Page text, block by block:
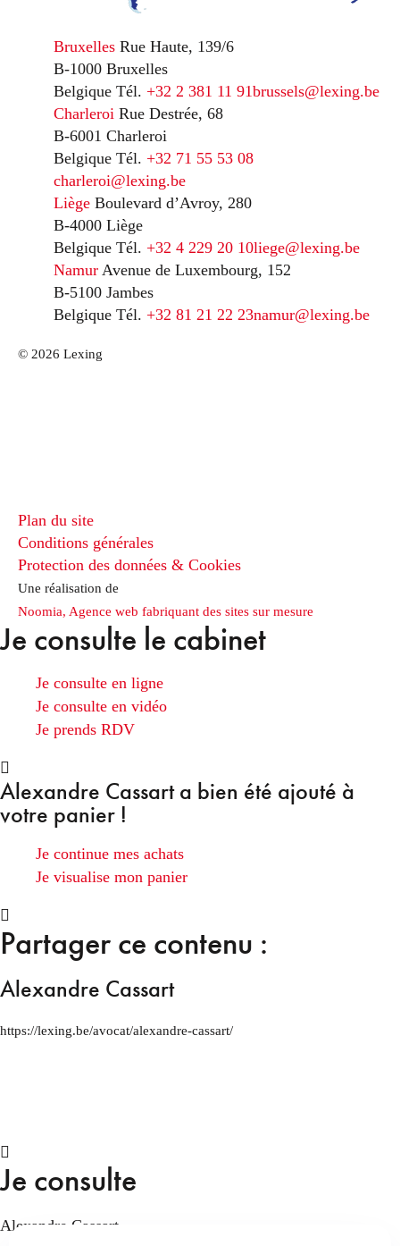
Bruxelles Rue Haute, 139/6
B-1000 Bruxelles
Belgique Tél. +32 2 381 11 91brussels@lexing.be
Charleroi Rue Destrée, 68
B-6001 Charleroi
Belgique Tél. +32 71 55 53 08
charleroi@lexing.be
Liège Boulevard d’Avroy, 280
B-4000 Liège
Belgique Tél. +32 4 229 20 10liege@lexing.be
Namur Avenue de Luxembourg, 152
B-5100 Jambes
Belgique Tél. +32 81 21 22 23namur@lexing.be
© 2026 Lexing
Plan du site
Conditions générales
Protection des données & Cookies
Une réalisation de
Noomia, Agence web fabriquant des sites sur mesure
Je consulte le cabinet
Je consulte en ligne
Je consulte en vidéo
Je prends RDV
Alexandre Cassarta bien été ajouté à
votre panier !
Je continue mes achats
Je visualise mon panier
Partager ce contenu :
Alexandre Cassart
https://lexing.be/avocat/alexandre-cassart/
Je consulte
Alexandre Cassart